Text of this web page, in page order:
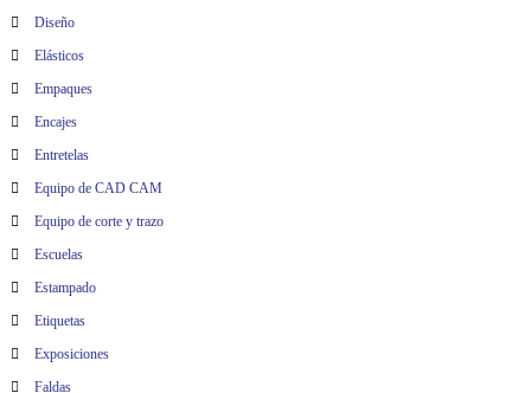
Diseño
Elásticos
Empaques
Encajes
Entretelas
Equipo de CAD CAM
Equipo de corte y trazo
Escuelas
Estampado
Etiquetas
Exposiciones
Faldas